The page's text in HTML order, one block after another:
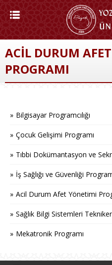
ACİL DURUM
PROGRAMI
Bilgisayar Programcılığı
Çocuk Gelişimi Programı
Tıbbi Dokümantasyon ve
İş Sağlığı ve Güvenliği
Acil Durum Afet Yönetimi
Sağlık Bilgi Sistemleri
Mekatronik Programı